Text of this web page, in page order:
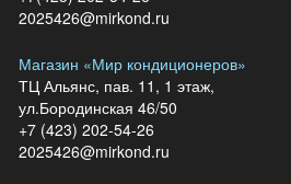
2025426@mirkond.ru
Магазин «Мир кондиционеров»
ТЦ Альянс, пав. 11, 1 этаж,
ул.Бородинская 46/50
+7 (423) 202-54-26
2025426@mirkond.ru